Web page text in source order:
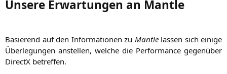
Unsere Erwartungen an Mantle
Basie­rend auf den Infor­ma­tio­nen zu Man­t­lelas­sen sich eini­ge
Über­le­gun­gen anstel­len, wel­che die Per­for­mance gegen­über
DirectX betreffen.